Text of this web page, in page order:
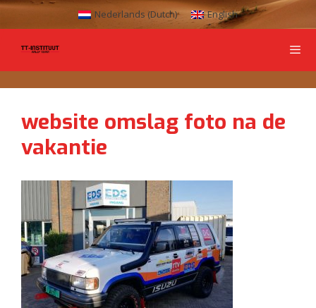
Nederlands (Dutch) English
website omslag foto na de
vakantie